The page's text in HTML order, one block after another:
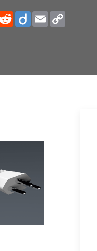
RedditDiigo Email